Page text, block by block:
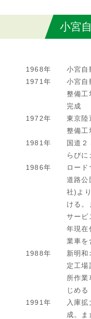
小宮
1968年
小宮自
1971年
小宮自
整備工
完成
1972年
東京陸
整備工
1981年
国道
らび
1986年
ロー
道路公
社)よ
ける。
サービ
年現在
業車を
1988年
新明
定工場
所作業
じめる
1991年
入庫
成。ま